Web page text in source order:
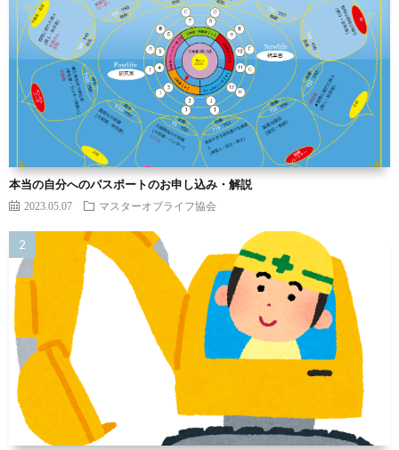
本当の自分へのパスポートのお申し込み・解説
2023.05.07 マスターオブライフ協会